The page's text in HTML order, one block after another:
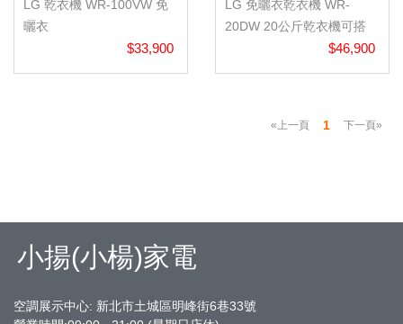
LG 乾衣機 WR-100VW 免
曬衣
$33,900
LG 免曬衣乾衣機 WR-
20DW 20公斤乾衣機可搭
$46,900
«上一頁 1 下一頁»
小揚(小楊)家電
空調展示中心: 新北市土城區明峰街6巷33號